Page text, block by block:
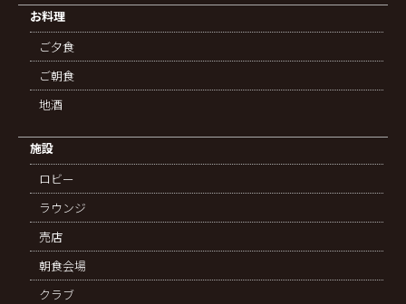
お料理
ご夕食
ご朝食
地酒
施設
ロビー
ラウンジ
売店
朝食会場
クラブ